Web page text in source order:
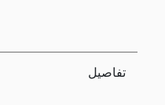
تفاصيل